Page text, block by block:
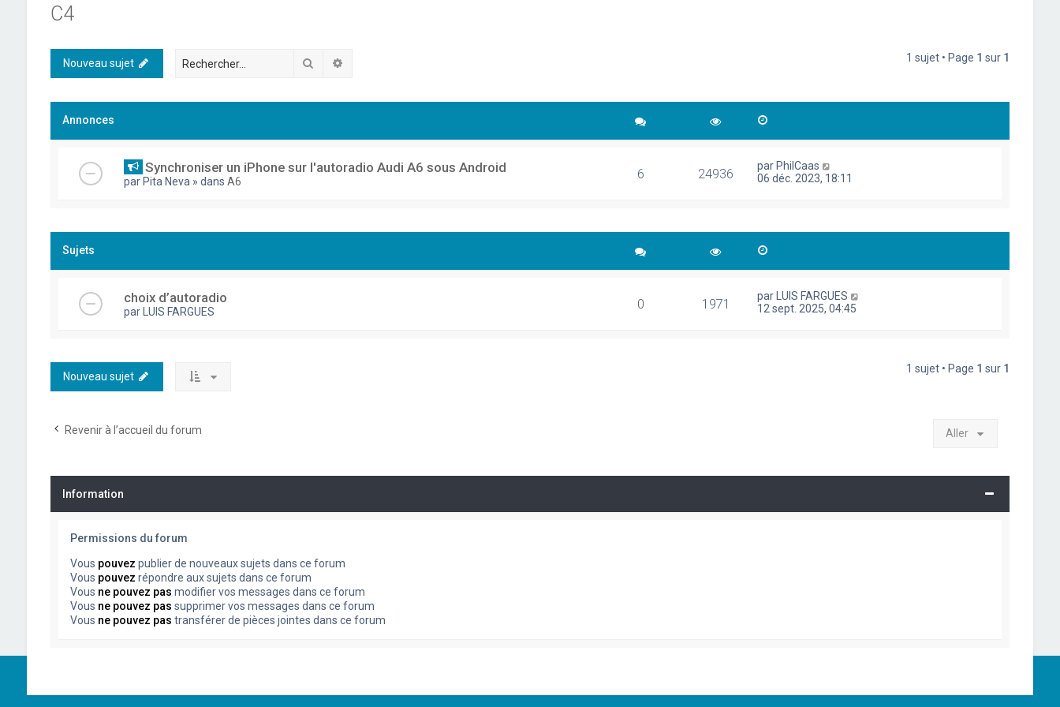
C4
Nouveau sujet Rechercher 1 sujet • Page 1 sur 1
Annonces
Synchroniser un iPhone sur l'autoradio Audi A6 sous Android
par Pita Neva » dans A6 6 24936 par PhilCaas
06 déc. 2023, 18:11
Sujets
choix d’autoradio
par LUIS FARGUES 0 1971 par
LUIS FARGUES
12 sept. 2025, 04:45
Nouveau sujet
1 sujet • Page 1 sur 1
Revenir à l’accueil du forum Aller
Information
Permissions du forum
Vous pouvez publier de nouveaux sujets dans ce forum
Vous pouvez répondre aux sujets dans ce forum
Vous ne pouvez pas modifier vos messages dans ce forum
Vous ne pouvez pas supprimer vos messages dans ce forum
Vous ne pouvez pas transférer de pièces jointes dans ce forum